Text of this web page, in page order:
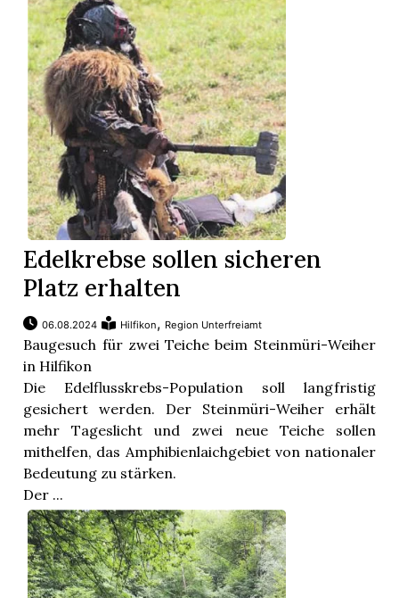
Edelkrebse sollen sicheren
Platz erhalten
06.08.2024 Hilfikon, Region Unterfreiamt
Baugesuch für zwei Teiche beim Steinmüri-Weiher
in Hilfikon
Die Edelflusskrebs-Population soll langfristig
gesichert werden. Der Steinmüri-Weiher erhält
mehr Tageslicht und zwei neue Teiche sollen
mithelfen, das Amphibienlaichgebiet von nationaler
Bedeutung zu stärken.
Der ...